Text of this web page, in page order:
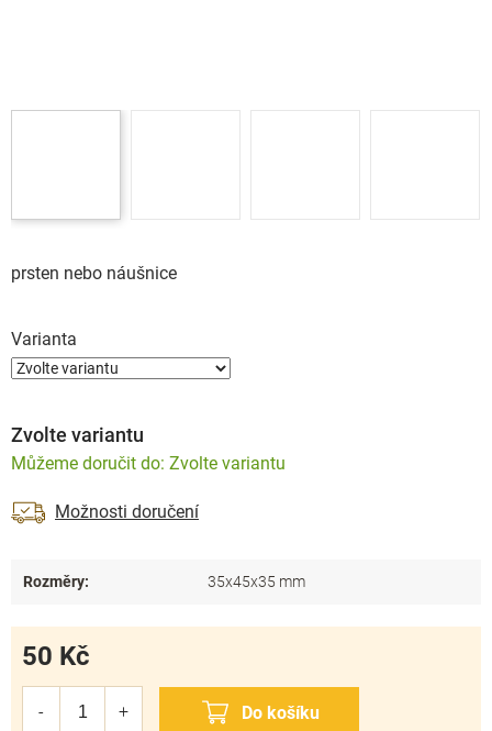
Varianta
prsten nebo náušnice
Zvolte variantu
Zvolte variantu
Možnosti doručení
50 Kč
Rozměry: 35x45x35 mm